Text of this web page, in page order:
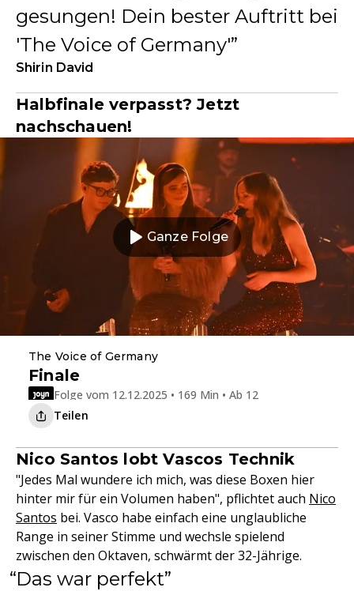
gesungen! Dein bester Auftritt bei
'The Voice of Germany'
Shirin David
Halbfinale verpasst? Jetzt
nachschauen!
Ganze Folge
The Voice of Germany
Finale
Folge vom 12.12.2025 • 169 Min • Ab 12
Teilen
Nico Santos lobt Vascos Technik
"Jedes Mal wundere ich mich, was diese Boxen hier
hinter mir für ein Volumen haben", pflichtet auch Nico
Santos bei. Vasco habe einfach eine unglaubliche
Range in seiner Stimme und wechsle spielend
zwischen den Oktaven, schwärmt der 32-Jährige.
Das war perfekt